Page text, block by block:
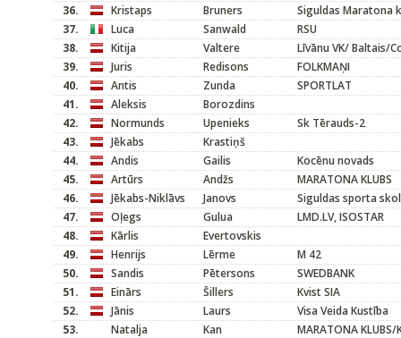
36.
Kristaps Bruners
Siguldas Maratona
37.
Luca Sanwald
RSU
38.
Kitija Valtere
Līvānu VK/ Baltais/
39.
Juris Redisons
FOLKMAŅI
40.
Antis Zunda
SPORTLAT
41.
Aleksis
Borozdins
42.
Normunds Upenieks
Sk Tērauds-2
43.
Jēkabs
Krastiņš
44.
Andis Gailis
Kocēnu novads
45.
Artūrs Andžs
MARATONA KLUBS
46.
Jēkabs-Niklāvs Janovs
Siguldas sporta
47.
Oļegs Gulua
LMD.LV, ISOSTAR
48.
Kārlis
Evertovskis
49.
Henrijs Lērme
M 42
50.
Sandis Pētersons
SWEDBANK
51.
Einārs Šillers
Kvist SIA
52.
Jānis Laurs
Visa Veida Kustība
53.
Natalja Kan
MARATONA